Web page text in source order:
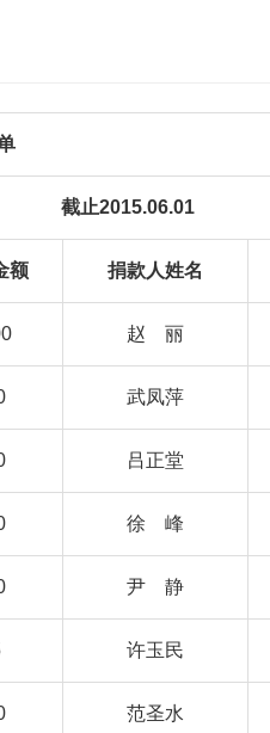
截止2015.06.01
额 捐款人姓名
赵 丽
武凤萍
吕正堂
徐 峰
尹 静
许玉民
范圣水